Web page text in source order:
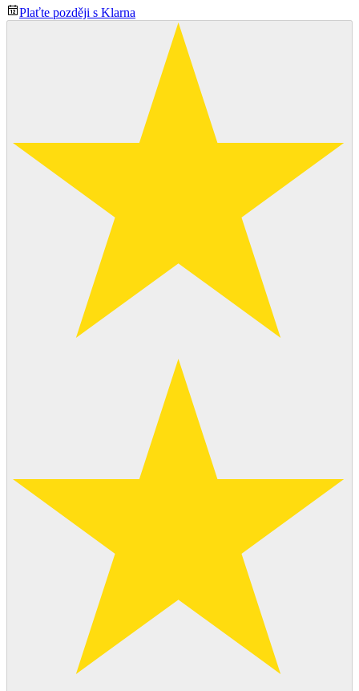
Plaťte později s Klarna